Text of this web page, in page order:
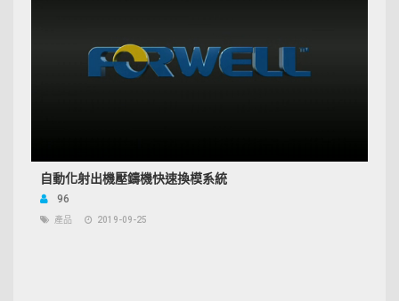
自動化射出機壓鑄機快速換模系統
96
產品 2019-09-25